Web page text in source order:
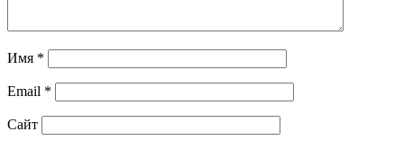
Имя *
Email *
Сайт